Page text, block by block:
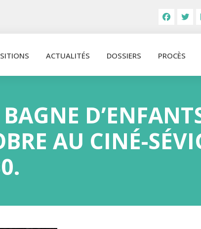
ACTUALITÉS DOSSIERS PROCÈS
AU CINÉ-